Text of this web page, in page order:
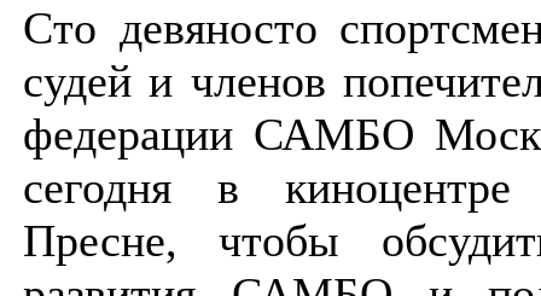
Сто девяносто
судей и членов
федерации САМБО
сегодня в
Пресне, чтобы